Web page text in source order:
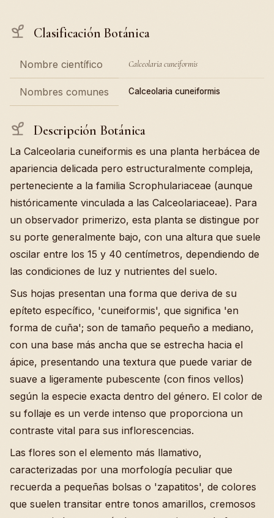
Clasificación Botánica
Nombre científico Calceolaria cuneiformis
Nombres comunes Calceolaria cuneiformis
Descripción Botánica
La Calceolaria cuneiformis es una planta herbácea de
apariencia delicada pero estructuralmente compleja,
perteneciente a la familia Scrophulariaceae (aunque
históricamente vinculada a las Calceolariaceae). Para
un observador primerizo, esta planta se distingue por
su porte generalmente bajo, con una altura que suele
oscilar entre los 15 y 40 centímetros, dependiendo de
las condiciones de luz y nutrientes del suelo.
Sus hojas presentan una forma que deriva de su
epíteto específico, 'cuneiformis', que significa 'en
forma de cuña'; son de tamaño pequeño a mediano,
con una base más ancha que se estrecha hacia el
ápice, presentando una textura que puede variar de
suave a ligeramente pubescente (con finos vellos)
según la especie exacta dentro del género. El color de
su follaje es un verde intenso que proporciona un
contraste vital para sus inflorescencias.
Las flores son el elemento más llamativo,
caracterizadas por una morfología peculiar que
recuerda a pequeñas bolsas o 'zapatitos', de colores
que suelen transitar entre tonos amarillos, cremosos